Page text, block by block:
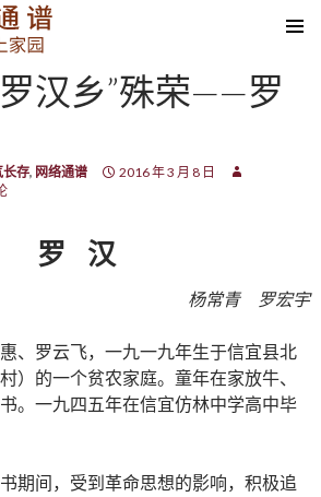
汉乡”殊荣——罗
长存, 网络通谱
2016 年 3 月 8 日
罗 汉
杨常青 罗宏宇
、罗云飞，一九一九年生于信宜县北
）的一个贫农家庭。童年在家放牛、
。一九四五年在信宜仿林中学高中毕
期间，受到革命思想的影响，积极追